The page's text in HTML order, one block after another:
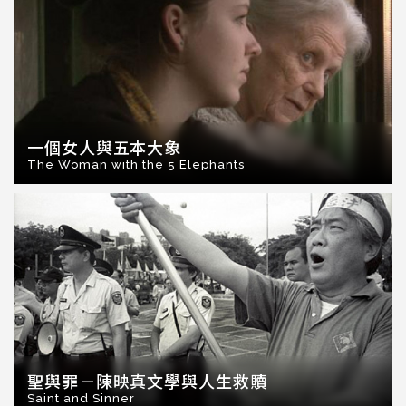
一個女人與五本大象
The Woman with the 5 Elephants
聖與罪－陳映真文學與人生救贖
Saint and Sinner